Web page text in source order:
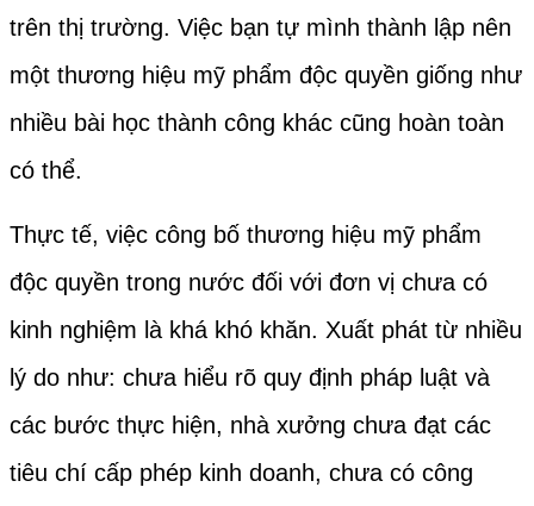
trên thị trường. Việc bạn tự mình thành lập nên
một thương hiệu mỹ phẩm độc quyền giống như
nhiều bài học thành công khác cũng hoàn toàn
có thể.
Thực tế, việc công bố thương hiệu mỹ phẩm
độc quyền trong nước đối với đơn vị chưa có
kinh nghiệm là khá khó khăn. Xuất phát từ nhiều
lý do như: chưa hiểu rõ quy định pháp luật và
các bước thực hiện, nhà xưởng chưa đạt các
tiêu chí cấp phép kinh doanh, chưa có công